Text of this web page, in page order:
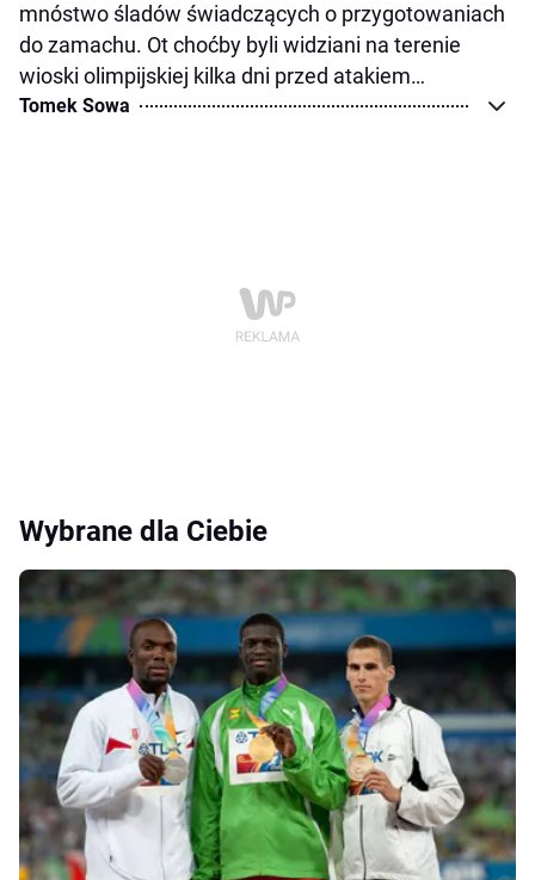
mnóstwo śladów świadczących o przygotowaniach
do zamachu. Ot choćby byli widziani na terenie
wioski olimpijskiej kilka dni przed atakiem…
Tomek Sowa
Wybrane dla Ciebie